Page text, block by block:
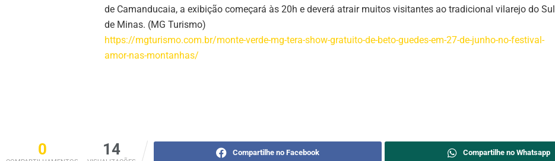
de Camanducaia, a exibição começará às 20h e deverá atrair muitos visitantes ao tradicional vilarejo do Sul
de Minas. (MG Turismo)
https://mgturismo.com.br/monte-verde-mg-tera-show-gratuito-de-beto-guedes-em-27-de-junho-no-festival-
amor-nas-montanhas/
0 14 Compartilhe no Facebook Compartilhe no Whatsapp